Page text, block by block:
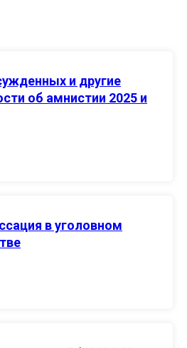
и другие
об амнистии 2025 и
в уголовном